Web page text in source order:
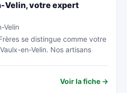
Velin, votre expert
Velin
se distingue comme votre
en-Velin. Nos artisans
Voir la fiche →